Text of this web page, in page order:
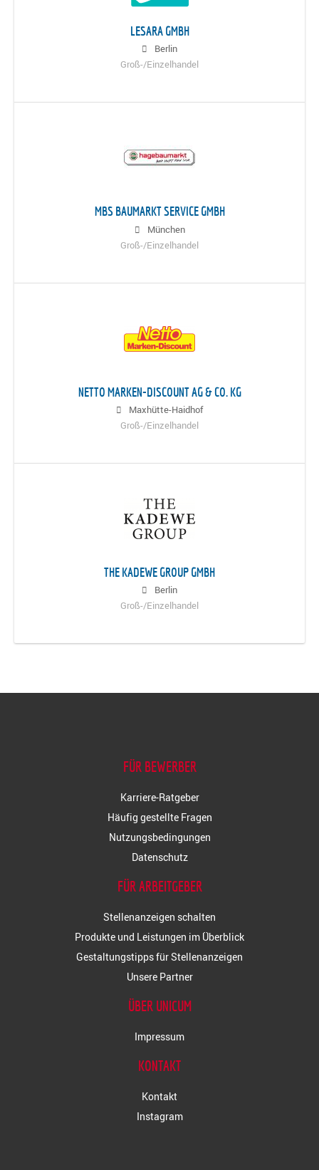
LESARA GMBH
Berlin
Groß-/Einzelhandel
MBS BAUMARKT SERVICE GMBH
München
Groß-/Einzelhandel
NETTO MARKEN-DISCOUNT AG & CO. KG
Maxhütte-Haidhof
Groß-/Einzelhandel
THE KADEWE GROUP GMBH
Berlin
Groß-/Einzelhandel
FÜR BEWERBER
Karriere-Ratgeber
Häufig gestellte Fragen
Nutzungsbedingungen
Datenschutz
FÜR ARBEITGEBER
Stellenanzeigen schalten
Produkte und Leistungen im Überblick
Gestaltungstipps für Stellenanzeigen
Unsere Partner
ÜBER UNICUM
Impressum
KONTAKT
Kontakt
Instagram